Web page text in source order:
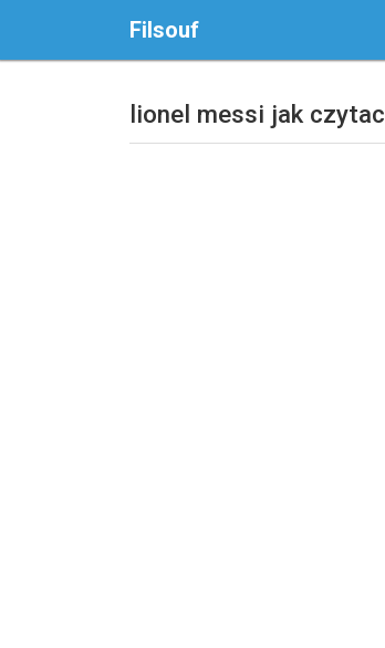
Filsouf
lionel messi jak czytac